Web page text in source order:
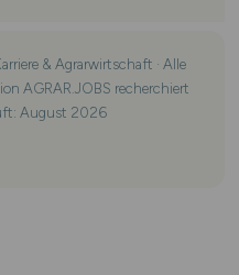
& Agrarwirtschaft · Alle
AGRAR.JOBS recherchiert
August 2026